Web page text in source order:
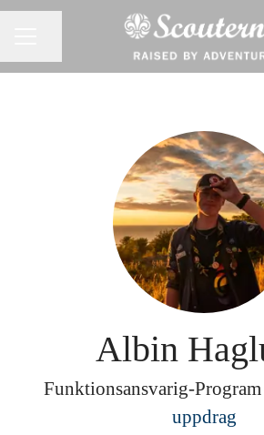
Albin
Funktionsansvarig-
uppdrag